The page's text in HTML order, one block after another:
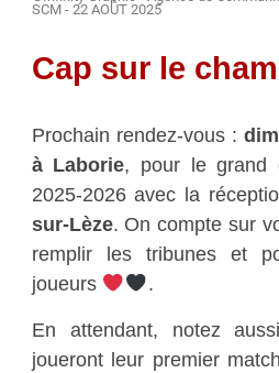
SCM - 22 AOÛT 2025
Cap sur le
Prochain rendez-vous :
à Laborie, pour le grand
2025-2026 avec la
sur-Lèze. On compte sur
remplir les tribunes et
joueurs
.
En attendant, notez
joueront leur premier